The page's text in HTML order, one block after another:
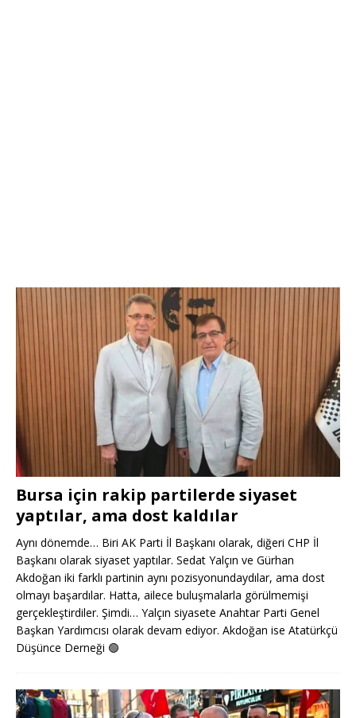
Bursa için rakip partilerde siyaset
yaptılar, ama dost kaldılar
Aynı dönemde… Biri AK Parti İl Başkanı olarak, diğeri CHP İl
Başkanı olarak siyaset yaptılar. Sedat Yalçın ve Gürhan
Akdoğan iki farklı partinin aynı pozisyonundaydılar, ama dost
olmayı başardılar. Hatta, ailece buluşmalarla görülmemişi
gerçekleştirdiler. Şimdi… Yalçın siyasete Anahtar Parti Genel
Başkan Yardımcısı olarak devam ediyor. Akdoğan ise Atatürkçü
Düşünce Derneği 🟢